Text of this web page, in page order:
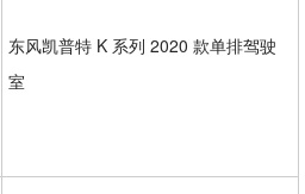
东风凯普特 K 系列 2020 款单排驾驶
室